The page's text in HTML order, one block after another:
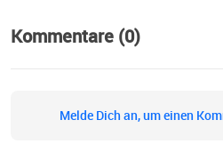
Kommentare (0)
Melde Dich an, um einen